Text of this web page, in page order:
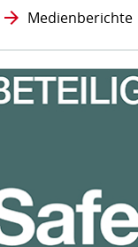
Medienberichte